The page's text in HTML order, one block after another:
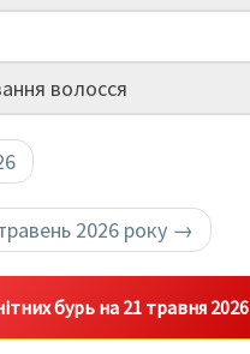
волосся
2026 року →
бурь на 21 травня 2026